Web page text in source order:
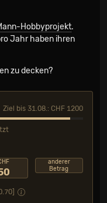
Hobbyprojekt.
Jahr haben ihren
zu decken?
Ziel bis 31.08.: CHF 1200
anderer
Betrag
]